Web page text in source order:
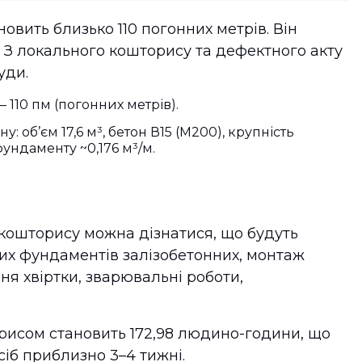
близько 110 погонних метрів. Він
З локального кошторису та дефектного акту
пм (погонних метрів).
об’єм 17,6 м³, бетон В15 (М200), крупність
~0,176 м³/м.
можна дізнатися, що будуть
фундаментів залізобетонних, монтаж
хвіртки, зварювальні роботи,
становить 172,98 людино-години, що
приблизно 3–4 тижні.